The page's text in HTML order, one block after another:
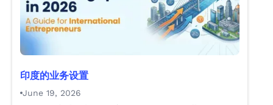
印度的业务设置
June 19, 2026